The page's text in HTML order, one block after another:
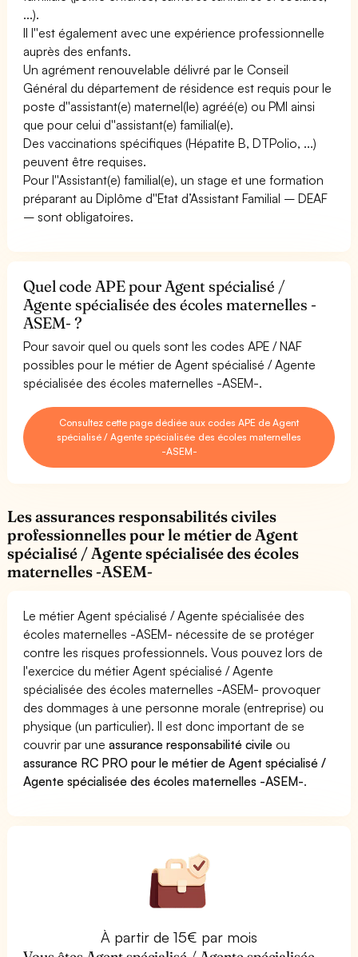
...).
Il l''est également avec une expérience professionnelle
auprès des enfants.
Un agrément renouvelable délivré par le Conseil
Général du département de résidence est requis pour le
poste d''assistant(e) maternel(le) agréé(e) ou PMI ainsi
que pour celui d''assistant(e) familial(e).
Des vaccinations spécifiques (Hépatite B, DTPolio, ...)
peuvent être requises.
Pour l''Assistant(e) familial(e), un stage et une formation
préparant au Diplôme d''Etat d’Assistant Familial – DEAF
– sont obligatoires.
Quel code APE pour Agent spécialisé /
Agente spécialisée des écoles maternelles -
ASEM- ?
Pour savoir quel ou quels sont les codes APE / NAF
possibles pour le métier de Agent spécialisé / Agente
spécialisée des écoles maternelles -ASEM-.
Consultez cette page dédiée aux codes APE de Agent
spécialisé / Agente spécialisée des écoles maternelles
-ASEM-
Les assurances responsabilités civiles
professionnelles pour le métier de Agent
spécialisé / Agente spécialisée des écoles
maternelles -ASEM-
Le métier Agent spécialisé / Agente spécialisée des
écoles maternelles -ASEM- nécessite de se protéger
contre les risques professionnels. Vous pouvez lors de
l'exercice du métier Agent spécialisé / Agente
spécialisée des écoles maternelles -ASEM- provoquer
des dommages à une personne morale (entreprise) ou
physique (un particulier). Il est donc important de se
couvrir par uneassurance responsabilité civile ou
assurance RC PRO pour le métier de Agent spécialisé /
Agente spécialisée des écoles maternelles -ASEM-.
À partir de 15€ par mois